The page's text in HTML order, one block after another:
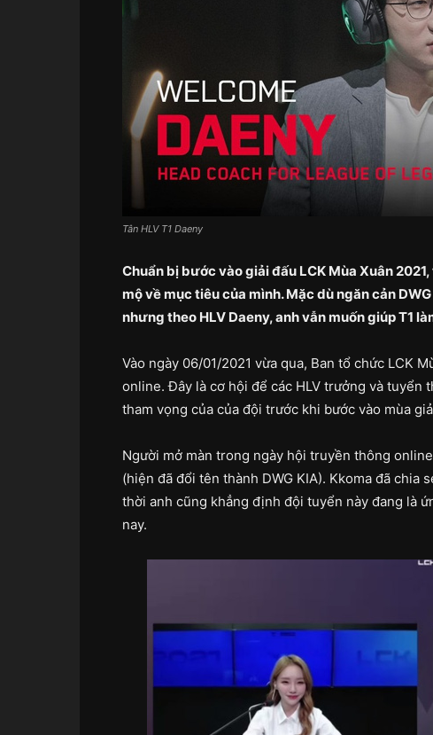
Tân HLV T1 Daeny
Chuẩn bị bước vào giải đấu LCK Mùa Xuân
mộ về mục tiêu của mình. Mặc dù ngăn cản
nhưng theo HLV Daeny, anh vẫn muốn giúp T1
Vào ngày 06/01/2021 vừa qua, Ban tổ chức LCK
online. Đây là cơ hội để các HLV trưởng và tuyển
tham vọng của của đội trước khi bước vào mùa
Người mở màn trong ngày hội truyền thông
(hiện đã đổi tên thành DWG KIA). Kkoma đã chia
thời anh cũng khẳng định đội tuyển này đang là
nay.